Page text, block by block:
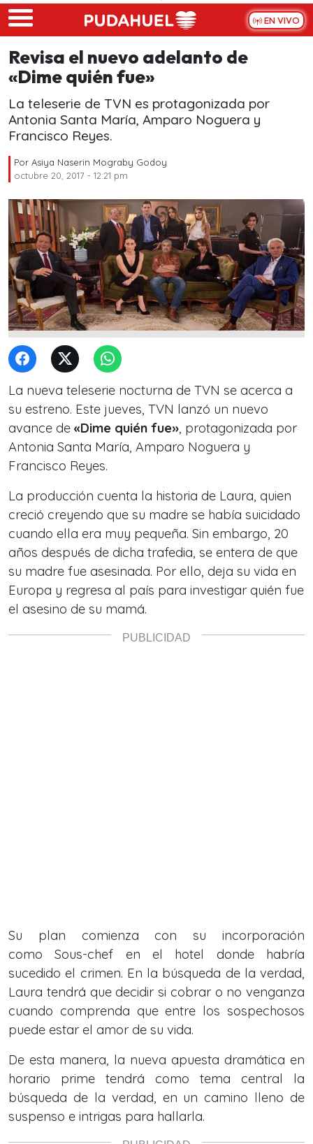
Skip to main content
EN VIVO
Revisa el nuevo adelanto de
«Dime quién fue»
La teleserie de TVN es protagonizada por
Antonia Santa María, Amparo Noguera y
Francisco Reyes.
Por Asiya Naserin Mograby Godoy
octubre 20, 2017 - 12:21 pm
La nueva teleserie nocturna de TVN se acerca a
su estreno. Este jueves, TVN lanzó un nuevo
avance de «Dime quién fue», protagonizada por
Antonia Santa María, Amparo Noguera y
Francisco Reyes.
La producción cuenta la historia de Laura, quien
creció creyendo que su madre se había suicidado
cuando ella era muy pequeña. Sin embargo, 20
años después de dicha trafedia, se entera de que
su madre fue asesinada. Por ello, deja su vida en
Europa y regresa al país para investigar quién fue
el asesino de su mamá.
Su plan comienza con su incorporación
como Sous-chef en el hotel donde habría
sucedido el crimen. En la búsqueda de la verdad,
Laura tendrá que decidir si cobrar o no venganza
cuando comprenda que entre los sospechosos
puede estar el amor de su vida.
De esta manera, la nueva apuesta dramática en
horario prime tendrá como tema central la
búsqueda de la verdad, en un camino lleno de
suspenso e intrigas para hallarla.